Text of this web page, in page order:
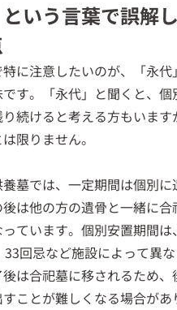
という言葉で誤解
に注意したいのが、「永代
す。「永代」と聞くと、個
続けると考える方もいます
限りません。
墓では、一定期間は個別に
は他の方の遺骨と一緒に合
ています。個別安置期間は
回忌など施設によって異
は合祀墓に移されるため、
ことが難しくなる場合があ